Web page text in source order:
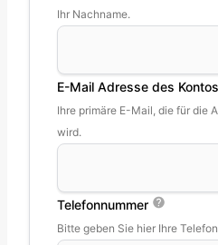
Ihr Nachname.
E-Mail Adresse des Kontos
Ihre primäre E-Mail, die für die
wird.
Telefonnummer
Bitte geben Sie hier Ihre